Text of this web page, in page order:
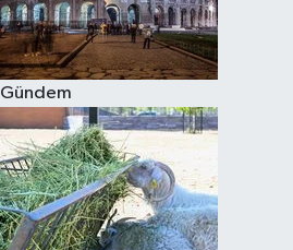
Gündem
Spor
Burç Yorumları
Çocuk
Eğitim